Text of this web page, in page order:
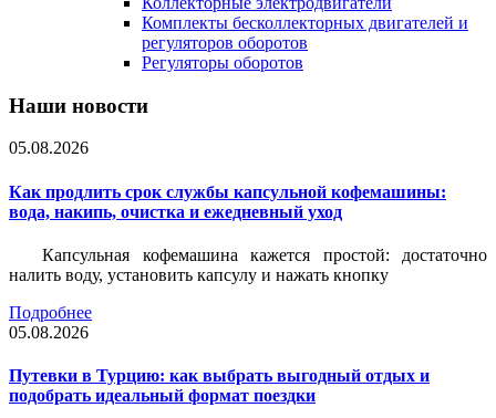
Комплекты бесколлекторных двигателей и
регуляторов оборотов
Регуляторы оборотов
Наши новости
05.08.2026
Как продлить срок службы капсульной кофемашины:
вода, накипь, очистка и ежедневный уход
Капсульная кофемашина кажется простой: достаточно
налить воду, установить капсулу и нажать кнопку
Подробнее
05.08.2026
Путевки в Турцию: как выбрать выгодный отдых и
подобрать идеальный формат поездки